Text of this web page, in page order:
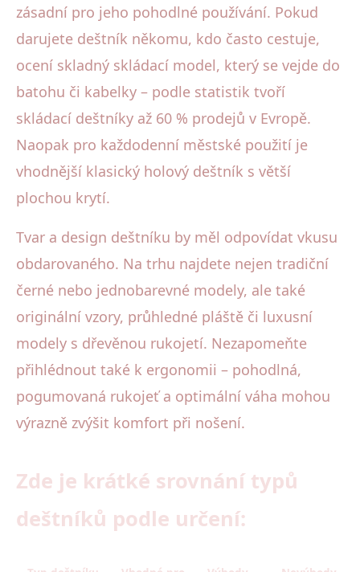
zásadní pro jeho pohodlné používání. Pokud
darujete deštník někomu, kdo často cestuje,
ocení skladný skládací model, který se vejde do
batohu či kabelky – podle statistik tvoří
skládací deštníky až 60 % prodejů v Evropě.
Naopak pro každodenní městské použití je
vhodnější klasický holový deštník s větší
plochou krytí.
Tvar a design deštníku by měl odpovídat vkusu
obdarovaného. Na trhu najdete nejen tradiční
černé nebo jednobarevné modely, ale také
originální vzory, průhledné pláště či luxusní
modely s dřevěnou rukojetí. Nezapomeňte
přihlédnout také k ergonomii – pohodlná,
pogumovaná rukojeť a optimální váha mohou
výrazně zvýšit komfort při nošení.
Zde je krátké srovnání typů
deštníků podle určení: